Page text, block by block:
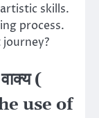
skills.
process.
(
use of